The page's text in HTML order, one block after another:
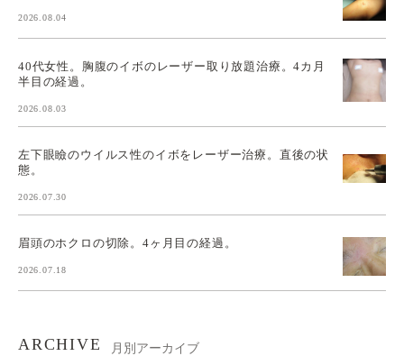
2026.08.04
40代女性。胸腹のイボのレーザー取り放題治療。4カ月
半目の経過。
2026.08.03
左下眼瞼のウイルス性のイボをレーザー治療。直後の状
態。
2026.07.30
眉頭のホクロの切除。4ヶ月目の経過。
2026.07.18
ARCHIVE 月別アーカイブ